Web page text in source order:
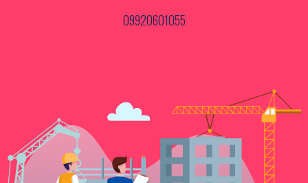
09920601055